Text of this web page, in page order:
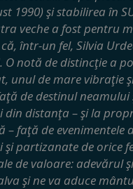
1990) şi stabilirea în
veche a fost pentru
într-un fel, Silvia
notă de distincţie a
unul de mare vibraţie
de destinul neamului
din distanţa – şi la
– faţă de evenimentele
şi partizanate de orice
de valoare: adevărul
şi ne va aduce